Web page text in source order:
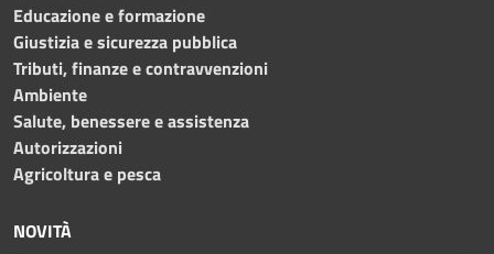
Educazione e formazione
Giustizia e sicurezza pubblica
Tributi, finanze e contravvenzioni
Ambiente
Salute, benessere e assistenza
Autorizzazioni
Agricoltura e pesca
NOVITÀ